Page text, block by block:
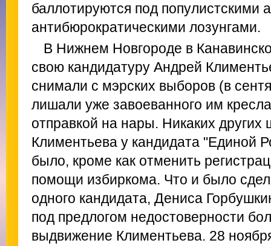
баллотируются под популистскими
антибюрократическими лозунгами.
В Нижнем Новгороде в
свою кандидатуру Андрей
снимали с мэрских выборов (в
лишали уже завоеванного им
отправкой на нары. Никаких других
Климентьева у кандидата "Единой
было, кроме как отменить
помощи избиркома. Что и было
одного кандидата, Дениса
под предлогом недостоверности
выдвижение Климентьева. 28